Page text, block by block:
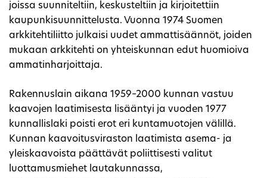
joissa suunniteltiin, keskusteltiin ja kirjoitettiin
kaupunkisuunnittelusta. Vuonna 1974 Suomen
arkkitehtiliitto julkaisi uudet ammattisäännöt, joiden
mukaan arkkitehti on yhteiskunnan edut huomioiva
ammatinharjoittaja.
Rakennuslain aikana 1959–2000 kunnan vastuu
kaavojen laatimisesta lisääntyi ja vuoden 1977
kunnallislaki poisti erot eri kuntamuotojen välillä.
Kunnan kaavoitusviraston laatimista asema- ja
yleiskaavoista päättävät poliittisesti valitut
luottamusmiehet lautakunnassa,